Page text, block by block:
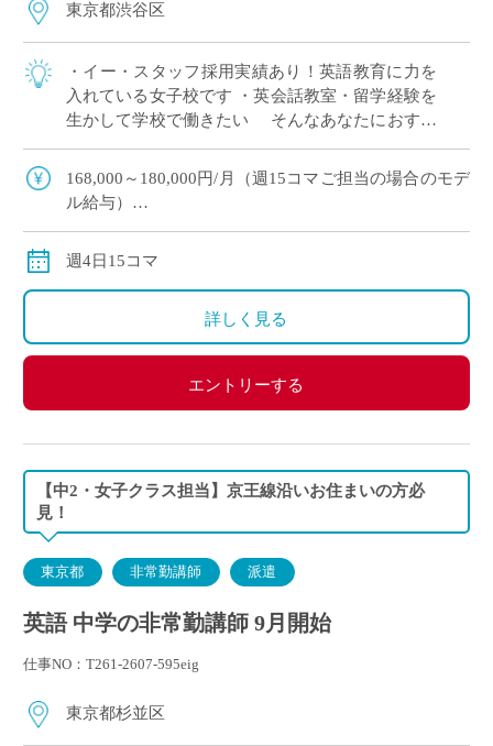
東京都渋谷区
・イー・スタッフ採用実績あり！英語教育に力を
入れている女子校です ・英会話教室・留学経験を
生かして学校で働きたい そんなあなたにおすす
168,000～180,000円/月（週15コマご担当の場合のモデ
ル給与）
※交通費別途支給
週4日15コマ
詳しく見る
エントリーする
【中2・女子クラス担当】京王線沿いお住まいの方必
見！
東京都 非常勤講師 派遣
英語 中学の非常勤講師 9月開始
仕事NO：T261-2607-595eig
東京都杉並区